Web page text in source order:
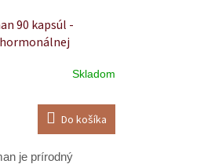
90 kapsúl -
Skladom
Do košíka
je prírodný